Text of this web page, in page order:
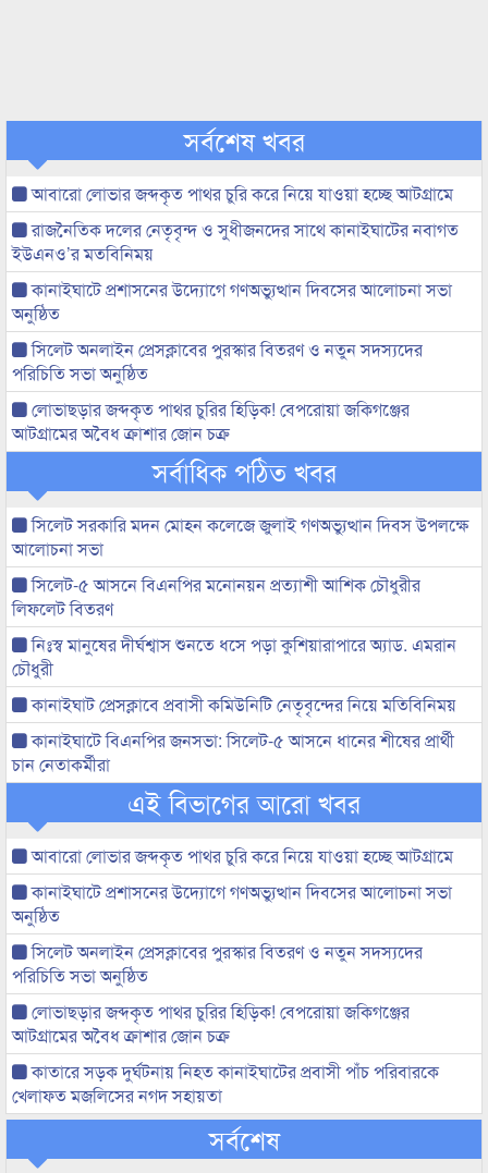
সর্বশেষ খবর
আবারো লোভার জব্দকৃত পাথর চুরি করে নিয়ে যাওয়া হচ্ছে আটগ্রামে
রাজনৈতিক দলের নেতৃবৃন্দ ও সুধীজনদের সাথে কানাইঘাটের নবাগত
ইউএনও’র মতবিনিময়
কানাইঘাটে প্রশাসনের উদ্যোগে গণঅভ্যুত্থান দিবসের আলোচনা সভা
অনুষ্ঠিত
সিলেট অনলাইন প্রেসক্লাবের পুরস্কার বিতরণ ও নতুন সদস্যদের
পরিচিতি সভা অনুষ্ঠিত
লোভাছড়ার জব্দকৃত পাথর চুরির হিড়িক! বেপরোয়া জকিগঞ্জের
আটগ্রামের অবৈধ ক্রাশার জোন চক্র
সর্বাধিক পঠিত খবর
সিলেট সরকারি মদন মোহন কলেজে জুলাই গণঅভ্যুত্থান দিবস উপলক্ষে
আলোচনা সভা
সিলেট-৫ আসনে বিএনপির মনোনয়ন প্রত্যাশী আশিক চৌধুরীর
লিফলেট বিতরণ
নিঃস্ব মানুষের দীর্ঘশ্বাস শুনতে ধসে পড়া কুশিয়ারাপারে অ্যাড. এমরান
চৌধুরী
কানাইঘাট প্রেসক্লাবে প্রবাসী কমিউনিটি নেতৃবৃন্দের নিয়ে মতিবিনিময়
কানাইঘাটে বিএনপির জনসভা: সিলেট-৫ আসনে ধানের শীষের প্রার্থী
চান নেতাকর্মীরা
এই বিভাগের আরো খবর
আবারো লোভার জব্দকৃত পাথর চুরি করে নিয়ে যাওয়া হচ্ছে আটগ্রামে
কানাইঘাটে প্রশাসনের উদ্যোগে গণঅভ্যুত্থান দিবসের আলোচনা সভা
অনুষ্ঠিত
সিলেট অনলাইন প্রেসক্লাবের পুরস্কার বিতরণ ও নতুন সদস্যদের
পরিচিতি সভা অনুষ্ঠিত
লোভাছড়ার জব্দকৃত পাথর চুরির হিড়িক! বেপরোয়া জকিগঞ্জের
আটগ্রামের অবৈধ ক্রাশার জোন চক্র
কাতারে সড়ক দুর্ঘটনায় নিহত কানাইঘাটের প্রবাসী পাঁচ পরিবারকে
খেলাফত মজলিসের নগদ সহায়তা
সর্বশেষ